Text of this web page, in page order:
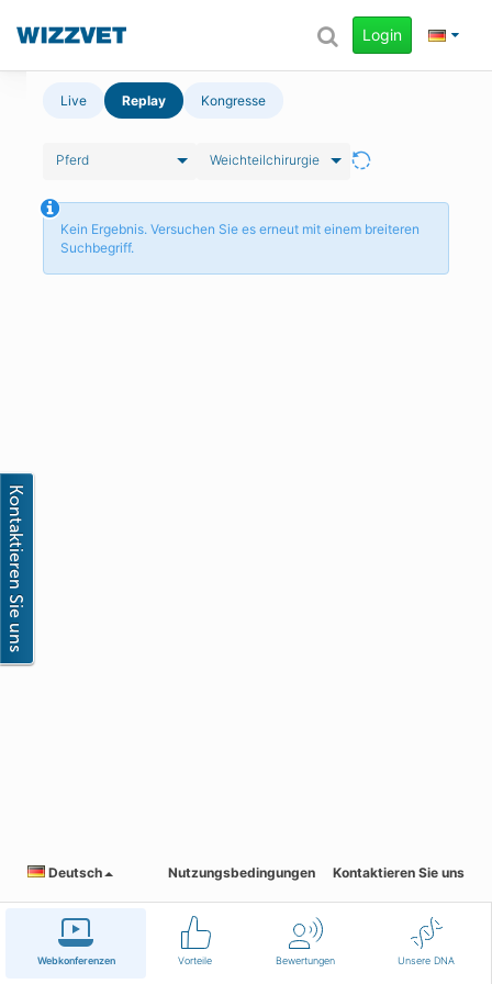
Webkonferenzen Vorteile Bewertungen Unsere DNA
Login
Live Replay Kongresse
Pferd Weichteilchirurgie
Kein Ergebnis. Versuchen Sie es erneut mit einem breiteren
Suchbegriff.
Deutsch Nutzungsbedingungen Kontaktieren Sie uns